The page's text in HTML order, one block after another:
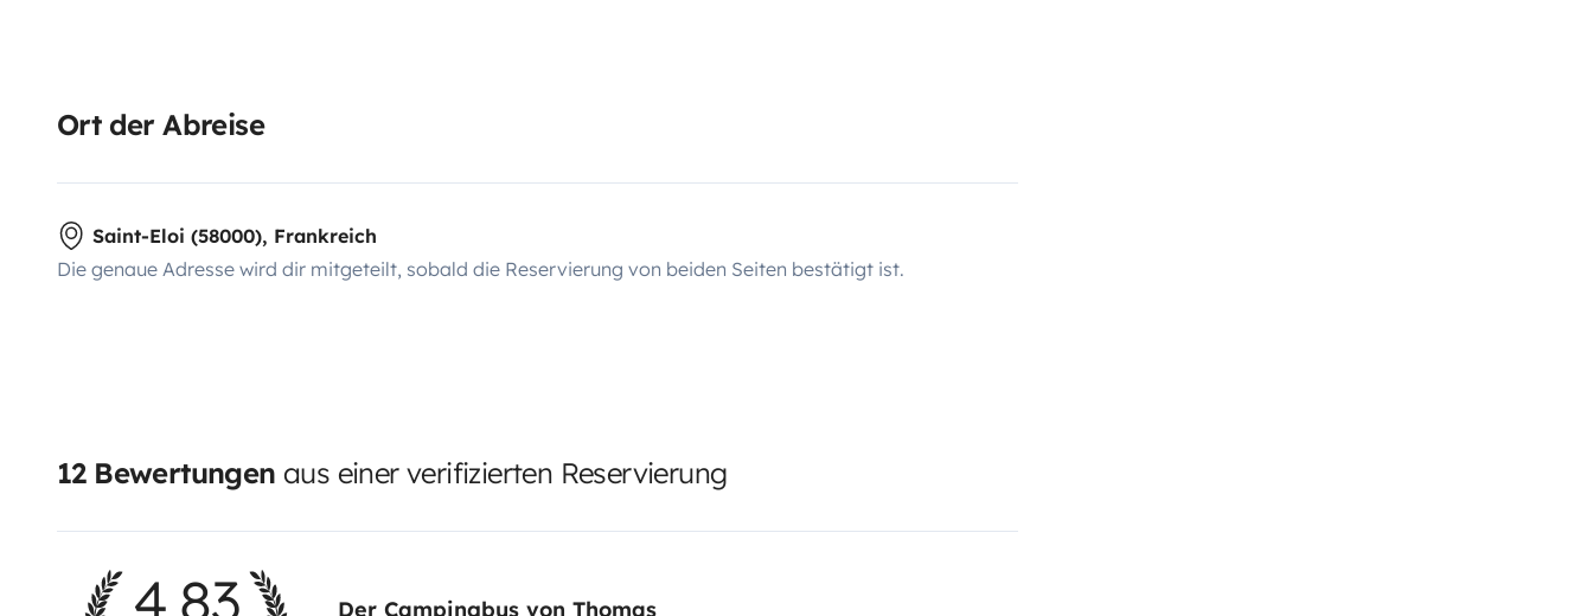
Ort der Abreise
Saint-Eloi (58000), Frankreich
Die genaue Adresse wird dir mitgeteilt, sobald die Reservierung von beiden Seiten bestätigt ist.
12 Bewertungen aus einer verifizierten Reservierung
4,83 Der Campingbus von Thomas